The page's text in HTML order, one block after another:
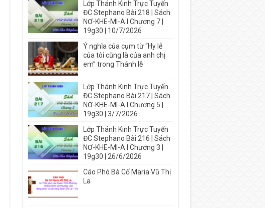
Lớp Thánh Kinh Trực Tuyến
ĐC Stephano Bài 218 | Sách
NƠ-KHE-MI-A I Chương 7 |
19g30 | 10/7/2026
Ý nghĩa của cụm từ “Hy lễ
của tôi cũng là của anh chị
em” trong Thánh lễ
Lớp Thánh Kinh Trực Tuyến
ĐC Stephano Bài 217 | Sách
NƠ-KHE-MI-A I Chương 5 |
19g30 | 3/7/2026
Lớp Thánh Kinh Trực Tuyến
ĐC Stephano Bài 216 | Sách
NƠ-KHE-MI-A I Chương 3 |
19g30 | 26/6/2026
Cáo Phó Bà Cố Maria Vũ Thị
La